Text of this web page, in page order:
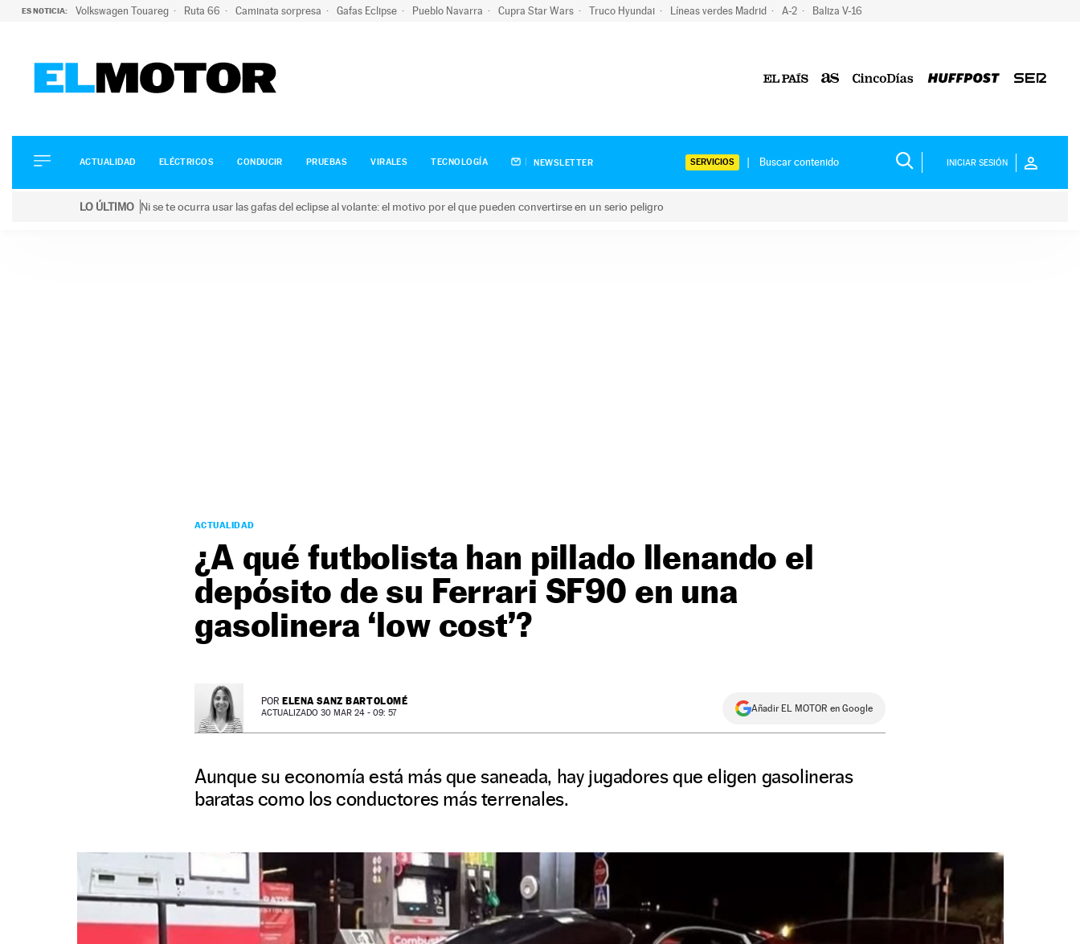
ES NOTICIA: Volkswagen Touareg Ruta 66 Caminata sorpresa Gafas Eclipse Pueblo Navarra Cupra Star Wars Truco Hyundai Líneas verdes Madrid A-2 Baliza V-16
ELÉCTRICOS
CONDUCIR
ACTUALIDAD ELÉCTRICOS CONDUCIR PRUEBAS VIRALES TECNOLOGÍA NEWSLETTER SERVICIOS INICIAR SESIÓN
LO ÚLTIMO Ni se te ocurra usar las gafas del eclipse al volante: el motivo por el que pueden convertirse en un serio peligro
ACTUALIDAD
¿A qué futbolista han pillado llenando el
depósito de su Ferrari SF90 en una
gasolinera ‘low cost’?
POR ELENA SANZ BARTOLOMÉ
ACTUALIZADO 30 MAR 24 - 09: 57 Añadir EL MOTOR en Google
Aunque su economía está más que saneada, hay jugadores que eligen gasolineras
baratas como los conductores más terrenales.